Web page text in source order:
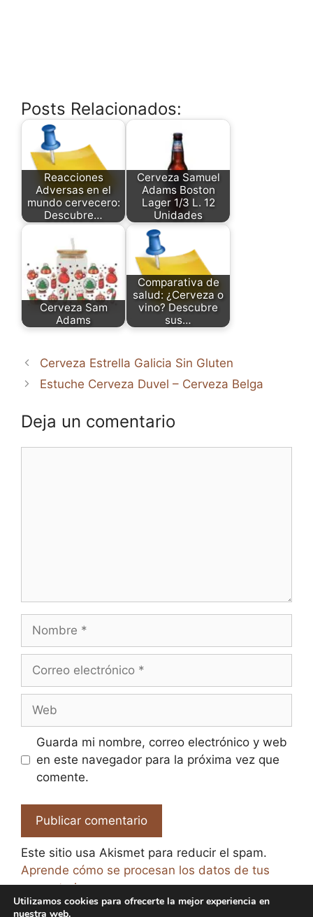
Posts Relacionados:
Reacciones
Adversas en el
mundo cervecero:
Descubre…
Cerveza Samuel
Adams Boston
Lager 1/3 L. 12
Unidades
Cerveza Sam
Adams
Comparativa de
salud: ¿Cerveza o
vino? Descubre
sus…
Cerveza Estrella Galicia Sin Gluten
Estuche Cerveza Duvel – Cerveza Belga
Deja un comentario
Nombre
Correo
Web
Guarda mi nombre, correo electrónico y web
en este navegador para la próxima vez que
comente.
Este sitio usa Akismet para reducir el spam.
Aprende cómo se procesan los datos de tus
comentarios.
Utilizamos cookies para ofrecerte la mejor experiencia en
nuestra web.